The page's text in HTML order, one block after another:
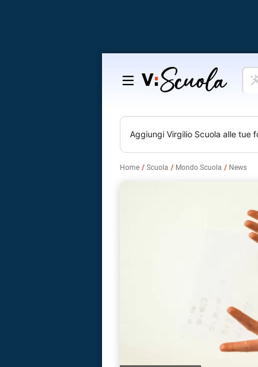
Salta
contenuto
Aggiungi Virgilio Scuola alle tue
Home Scuola Mondo Scuola News